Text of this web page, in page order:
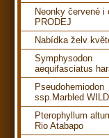
Neonky červené i
PRODEJ
Nabídka želv
Symphysodon
aequifasciatus
Pseudohemiodon
ssp.Marbled WILD
Pterophyllum
Rio Atabapo